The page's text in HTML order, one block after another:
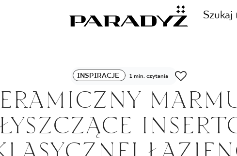
Szukaj
ZADZWOŃ DO NAS
+48
INSPIRACJE 1 min. czytania